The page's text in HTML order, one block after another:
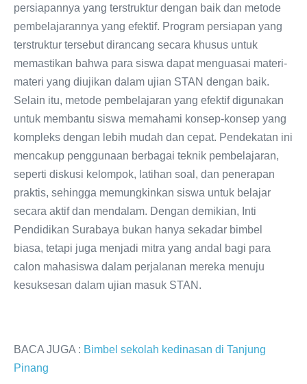
persiapannya yang terstruktur dengan baik dan metode
pembelajarannya yang efektif. Program persiapan yang
terstruktur tersebut dirancang secara khusus untuk
memastikan bahwa para siswa dapat menguasai materi-
materi yang diujikan dalam ujian STAN dengan baik.
Selain itu, metode pembelajaran yang efektif digunakan
untuk membantu siswa memahami konsep-konsep yang
kompleks dengan lebih mudah dan cepat. Pendekatan ini
mencakup penggunaan berbagai teknik pembelajaran,
seperti diskusi kelompok, latihan soal, dan penerapan
praktis, sehingga memungkinkan siswa untuk belajar
secara aktif dan mendalam. Dengan demikian, Inti
Pendidikan Surabaya bukan hanya sekadar bimbel
biasa, tetapi juga menjadi mitra yang andal bagi para
calon mahasiswa dalam perjalanan mereka menuju
kesuksesan dalam ujian masuk STAN.
BACA JUGA : Bimbel sekolah kedinasan di Tanjung
Pinang